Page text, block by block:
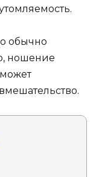
обычно
ношение
может